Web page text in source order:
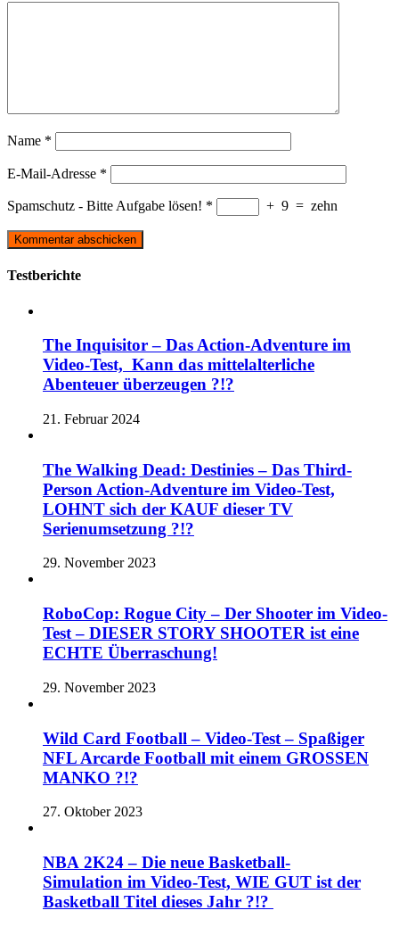
Name *
E-Mail-Adresse *
Spamschutz - Bitte Aufgabe lösen! * + 9 = zehn
Testberichte
The Inquisitor – Das Action-Adventure im
Video-Test, Kann das mittelalterliche
Abenteuer überzeugen ?!?
21. Februar 2024
The Walking Dead: Destinies – Das Third-
Person Action-Adventure im Video-Test,
LOHNT sich der KAUF dieser TV
Serienumsetzung ?!?
29. November 2023
RoboCop: Rogue City – Der Shooter im Video-
Test – DIESER STORY SHOOTER ist eine
ECHTE Überraschung!
29. November 2023
Wild Card Football – Video-Test – Spaßiger
NFL Arcarde Football mit einem GROSSEN
MANKO ?!?
27. Oktober 2023
NBA 2K24 – Die neue Basketball-
Simulation im Video-Test, WIE GUT ist der
Basketball Titel dieses Jahr ?!?